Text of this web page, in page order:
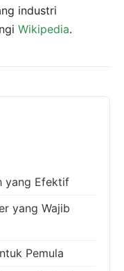
industri
Wikipedia.
yang Efektif
yang Wajib
Pemula